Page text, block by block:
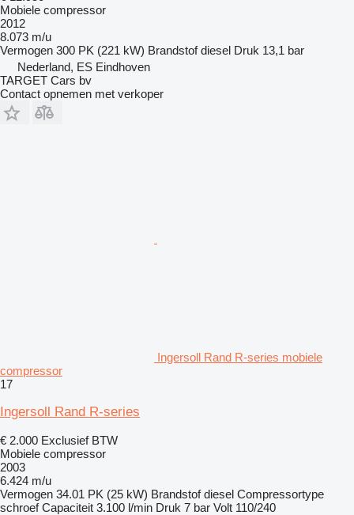
Mobiele compressor
2012
8.073 m/u
Vermogen 300 PK (221 kW) Brandstof diesel Druk 13,1 bar
Nederland, ES Eindhoven
TARGET Cars bv
Contact opnemen met verkoper
Ingersoll Rand R-series mobiele
compressor
17
Ingersoll Rand R-series
€ 2.000 Exclusief BTW
Mobiele compressor
2003
6.424 m/u
Vermogen 34.01 PK (25 kW) Brandstof diesel Compressortype
schroef Capaciteit 3.100 l/min Druk 7 bar Volt 110/240